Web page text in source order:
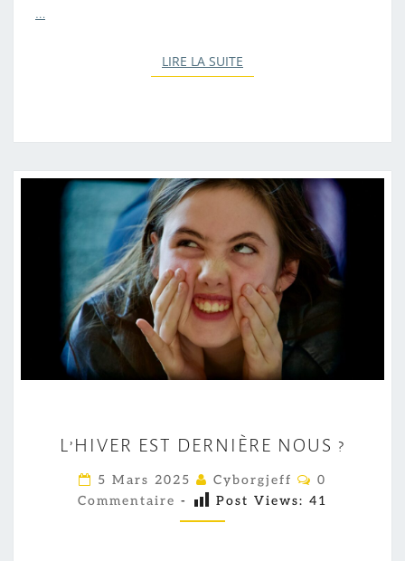
…
LIRE LA SUITE
’
H
I
V
L’HIVER EST DERNIÈRE NOUS ?
5 Mars 2025 Cyborgjeff
C
M
0
Commentaire - Post Views: 41